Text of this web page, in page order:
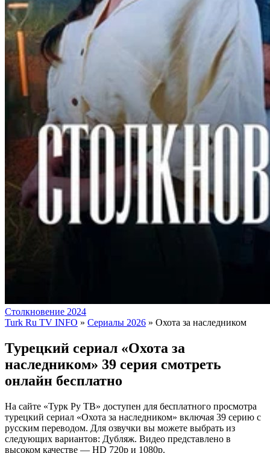
Столкновение 2024
Turk Ru TV INFO » Сериалы 2026 » Охота за наследником
Турецкий сериал «Охота за
наследником» 39 серия смотреть
онлайн бесплатно
На сайте «Турк Ру ТВ» доступен для бесплатного просмотра
турецкий сериал «Охота за наследником» включая 39 серию с
русским переводом. Для озвучки вы можете выбрать из
следующих вариантов: Дубляж. Видео представлено в
высоком качестве — HD 720p и 1080p.